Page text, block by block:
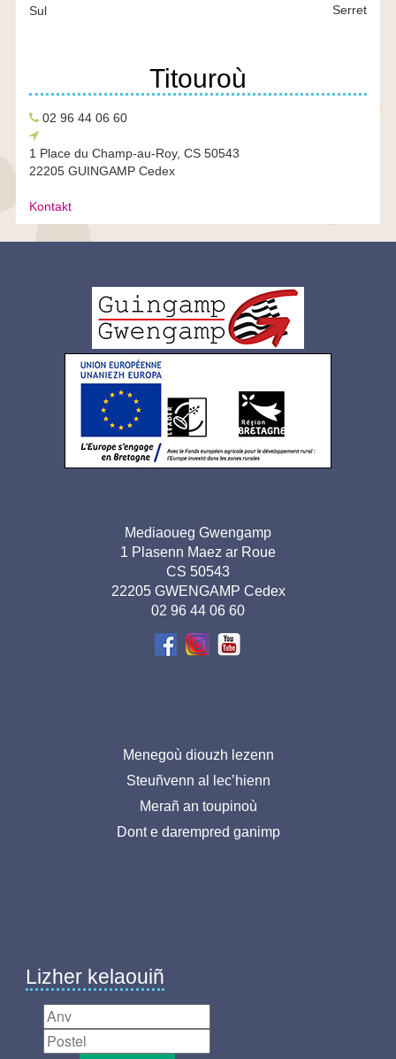
Titouroù
Pellgomzer
02 96 44 06 60
Chomlec’h
1 Place du Champ-au-Roy, CS 50543
22205 GUINGAMP Cedex
Kontakt
Sul
Serret
de
page
Mediaoueg Gwengamp
1 Plasenn Maez ar Roue
CS 50543
22205 GWENGAMP Cedex
02 96 44 06 60
Menegoù diouzh lezenn
Steuñvenn al lec’hienn
Merañ an toupinoù
Dont e darempred ganimp
Lizher kelaouiñ